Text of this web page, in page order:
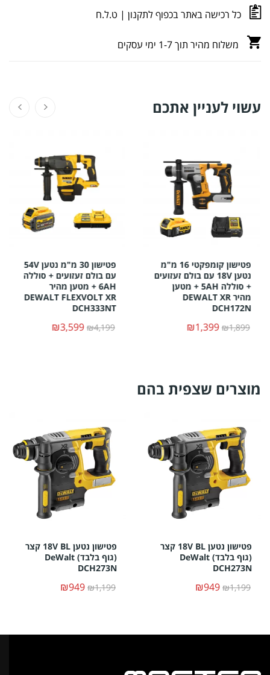
כל רכישה באתר בכפוף לתקנון | ט.ל.ח
משלוח מהיר תוך 1-7 ימי עסקים
עשוי לעניין אתכם
פטישון קומפקטי 16 מ"מ
נטען 18V עם בולם זעזועים
+ סוללה 5AH + מטען
מהיר DEWALT XR
DCH172N
₪1,899
₪1,399
פטישון 30 מ"מ נטען 54V
עם בולם זעזועים + סוללה
6AH + מטען מהיר
DEWALT FLEXVOLT XR
DCH333NT
₪4,199
₪3,599
מוצרים שצפית בהם
פטישון נטען 18V BL קצר
(גוף בלבד) DeWalt
DCH273N
₪1,199
₪949
פטישון נטען 18V BL קצר
(גוף בלבד) DeWalt
DCH273N
₪1,199
₪949